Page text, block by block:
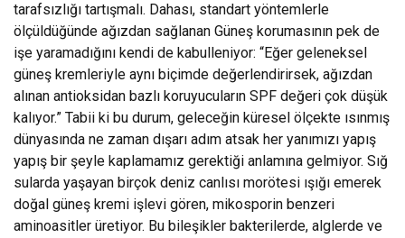
tarafsızlığı tartışmalı. Dahası, standart yöntemlerle
ölçüldüğünde ağızdan sağlanan Güneş korumasının pek de
işe yaramadığını kendi de kabulleniyor: “Eğer geleneksel
güneş kremleriyle aynı biçimde değerlendirirsek, ağızdan
alınan antioksidan bazlı koruyucuların SPF değeri çok düşük
kalıyor.” Tabii ki bu durum, geleceğin küresel ölçekte ısınmış
dünyasında ne zaman dışarı adım atsak her yanımızı yapış
yapış bir şeyle kaplamamız gerektiği anlamına gelmiyor. Sığ
sularda yaşayan birçok deniz canlısı morötesi ışığı emerek
doğal güneş kremi işlevi gören, mikosporin benzeri
aminoasitler üretiyor. Bu bileşikler bakterilerde, alglerde ve